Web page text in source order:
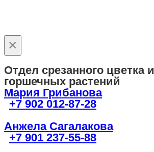
×
Отдел срезанного цветка и
горшечных растений
Мария Грибанова
+7 902 012-87-28
Анжела Сагалакова
+7 901 237-55-88